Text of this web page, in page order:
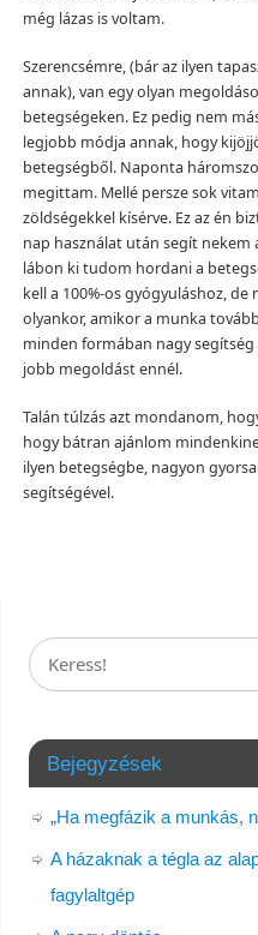
még lázas is voltam.
Szerencsémre, (bár az ilyen
annak), van egy olyan
betegségeken. Ez pedig nem
legjobb módja annak, hogy
betegségből. Naponta
megittam. Mellé persze sok
zöldségekkel kísérve. Ez az én
nap használat után segít nekem
lábon ki tudom hordani a
kell a 100%-os gyógyuláshoz,
olyankor, amikor a munka
minden formában nagy
jobb megoldást ennél.
Talán túlzás azt mondanom,
hogy bátran ajánlom
ilyen betegségbe, nagyon
segítségével.
Bejegyzések
„Ha megfázik a munkás,
A házaknak a tégla az
fagylaltgép